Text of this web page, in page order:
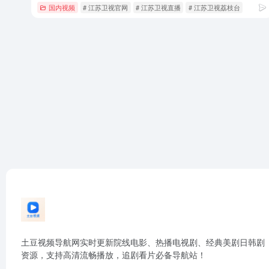
国内视频 # 江苏卫视官网 # 江苏卫视直播 # 江苏卫视荔枝台
土豆视频导航网实时更新院线电影、热播电视剧、经典美剧日韩剧
资源，支持高清流畅播放，追剧看片必备导航站！